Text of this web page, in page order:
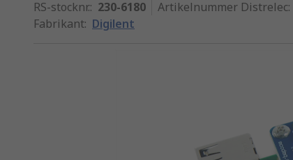
RS-stocknr.: 230-6180 Artikelnummer Distrelec:
Fabrikant: Digilent